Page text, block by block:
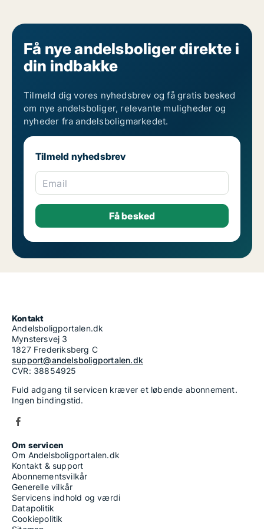
Få nye andelsboliger direkte i
din indbakke
Tilmeld dig vores nyhedsbrev og få gratis besked
om nye andelsboliger, relevante muligheder og
nyheder fra andelsboligmarkedet.
Tilmeld nyhedsbrev
Email
Kontakt
Andelsboligportalen.dk
Mynstersvej 3
1827 Frederiksberg C
support@andelsboligportalen.dk
CVR: 38854925
Fuld adgang til servicen kræver et løbende abonnement.
Ingen bindingstid.
Om servicen
Om Andelsboligportalen.dk
Kontakt & support
Abonnementsvilkår
Generelle vilkår
Servicens indhold og værdi
Datapolitik
Cookiepolitik